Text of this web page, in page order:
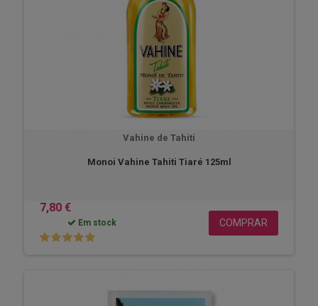
Vahine de Tahiti
Monoi Vahine Tahiti Tiaré 125ml
7,80 €
Em stock COMPRAR